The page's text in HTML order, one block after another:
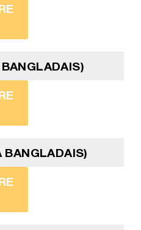
BANGLADAIS)